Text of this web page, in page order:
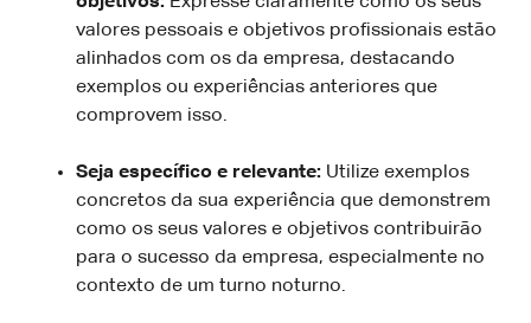
valores pessoais e objetivos profissionais estão
alinhados com os da empresa, destacando
exemplos ou experiências anteriores que
comprovem isso.
Seja específico e relevante: Utilize exemplos
concretos da sua experiência que demonstrem
como os seus valores e objetivos contribuirão
para o sucesso da empresa, especialmente no
contexto de um turno noturno.